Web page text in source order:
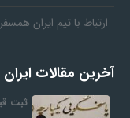
ارتباط با تیم ایران همسفر
آخرین مقالات
ثبت